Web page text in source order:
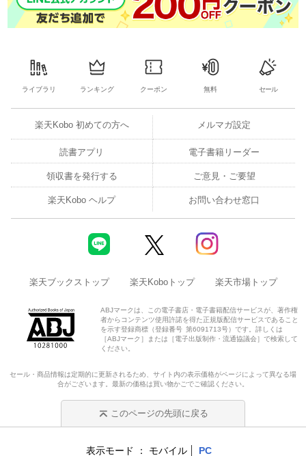
Q．江戸時代に、歌舞伎が成人男性だけで演じられるようになっ
たのはなぜ？
かったのはなぜ？
…など、84のQ&Aを掲載。
歴史は単なる暗記ではありません。過去の人たちの行動から、こ
れからの自分の行動を考えることができます。
「知らなかった！」
「そんな考え方もあるんだなぁ」
ぶ第一歩として楽しめる一冊です。
※2025年12月時点、Gakken調べ
ライブラリ ランキング クーポン 無料 セール
楽天Kobo 初めての方へ メルマガ設定
読書アプリ 電子書籍リーダー
領収書を発行する ご意見・ご要望
楽天Kobo ヘルプ お問い合わせ窓口
楽天ブックストップ 楽天Koboトップ 楽天市場トップ
ABJマークは、この電子書店・電子書籍配信サービスが、著作権
者からコンテンツ使用許諾を得た正規版配信サービスであること
を示す登録商標（登録番号 第6091713号）です。詳しくは
［ABJマーク］または［電子出版制作・流通協議会］で検索して
ください。
セール・商品情報は定期的に更新されるため、サイト内の表示価格がページによって異なる場
合がございます。最新の価格は買い物かごでご確認ください。
このページの先頭に戻る
表示モード モバイル PC